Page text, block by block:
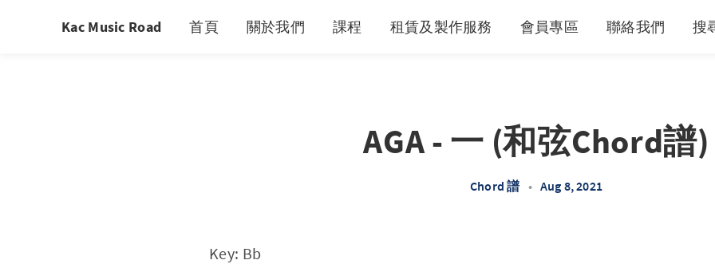
Kac Music Road 首頁 關於我們 課程 租賃及製作服務 會員專區 聯絡我們 搜
AGA - 一 (和弦Chord譜)
Chord 譜 • Aug 8, 2021
Key: Bb